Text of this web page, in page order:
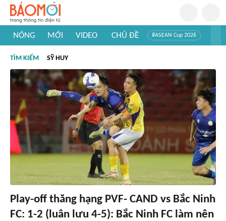
NÓNG MỚI VIDEO CHỦ ĐỀ #ASEAN Cup 2026
#Khám phá thế giới
TÌM KIẾM SỸ HUY
Play-off thăng hạng PVF- CAND vs Bắc Ninh
FC: 1-2 (luân lưu 4-5): Bắc Ninh FC làm nên